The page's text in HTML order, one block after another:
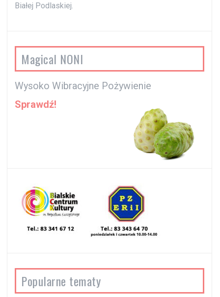
Białej Podlaskiej.
Magical NONI
Wysoko Wibracyjne Pożywienie
Sprawdź!
Popularne tematy